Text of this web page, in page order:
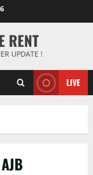
RENT
UPDATE !
LIVE